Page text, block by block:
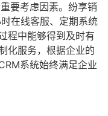
要考虑因素。纷享销
在线客服、定期系统
程中能够得到及时有
化服务，根据企业的
系统始终满足企业